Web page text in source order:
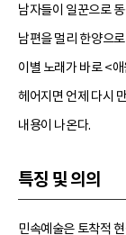
남자들이 일꾼으로
남편을 멀리 한양으
이별 노래가 바로 <
헤어지면 언제 다시
내용이 나온다.
특징 및 의의
민속예술은 토착적